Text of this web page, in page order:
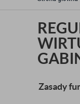
Zasady